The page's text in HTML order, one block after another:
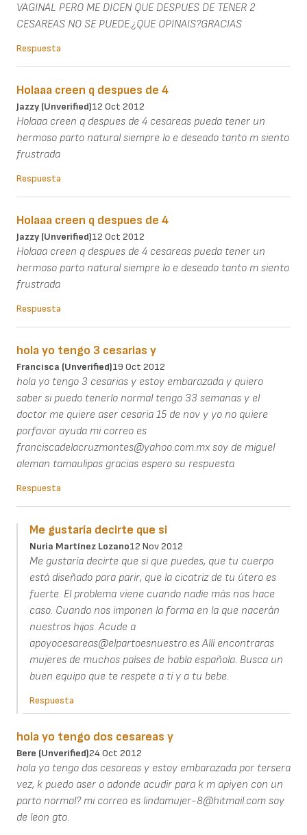
VAGINAL PERO ME DICEN QUE DESPUES DE TENER 2
CESAREAS NO SE PUEDE.¿QUE OPINAIS?GRACIAS
Respuesta
Holaaa creen q despues de 4
Jazzy (unverified)12 Oct 2012
Holaaa creen q despues de 4 cesareas pueda tener un
hermoso parto natural siempre lo e deseado tanto m siento
frustrada
Respuesta
Holaaa creen q despues de 4
Jazzy (unverified)12 Oct 2012
Holaaa creen q despues de 4 cesareas pueda tener un
hermoso parto natural siempre lo e deseado tanto m siento
frustrada
Respuesta
hola yo tengo 3 cesarias y
Francisca (unverified)19 Oct 2012
hola yo tengo 3 cesarias y estoy embarazada y quiero
saber si puedo tenerlo normal tengo 33 semanas y el
doctor me quiere aser cesaria 15 de nov y yo no quiere
porfavor ayuda mi correo es
franciscadelacruzmontes@yahoo.com.mx soy de miguel
aleman tamaulipas gracias espero su respuesta
Respuesta
Me gustaría decirte que si
Nuria Martínez Lozano12 Nov 2012
Me gustaría decirte que si que puedes, que tu cuerpo
está diseñado para parir, que la cicatriz de tu útero es
fuerte. El problema viene cuando nadie más nos hace
caso. Cuando nos imponen la forma en la que nacerán
nuestros hijos. Acude a
apoyocesareas@elpartoesnuestro.es Allí encontraras
mujeres de muchos países de habla española. Busca un
buen equipo que te respete a ti y a tu bebe.
Respuesta
hola yo tengo dos cesareas y
Bere (unverified)24 Oct 2012
hola yo tengo dos cesareas y estoy embarazada por tersera
vez, k puedo aser o adonde acudir para k m apiyen con un
parto normal? mi correo es lindamujer-8@hitmail.com soy
de leon gto.